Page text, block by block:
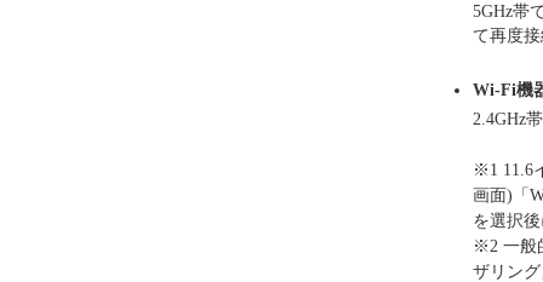
5GHz帯
て再度
Wi-Fi機
2.4GHz
※1 11.6
画面)「
を選択
※2 一般
ザリン